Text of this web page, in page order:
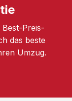
Preis-
das beste
Umzug.